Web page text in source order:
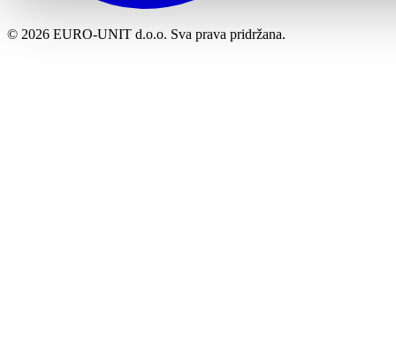
© 2026 EURO-UNIT d.o.o. Sva prava pridržana.